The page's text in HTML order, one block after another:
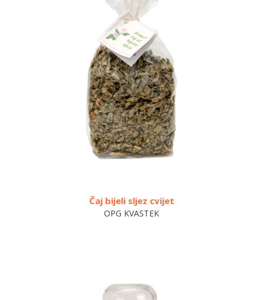
Čaj bijeli sljez cvijet
OPG KVASTEK